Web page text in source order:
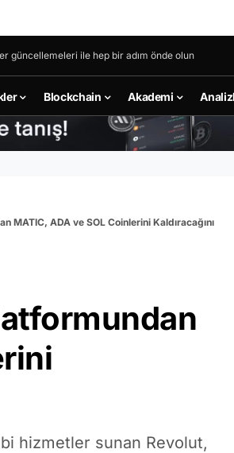
güncellemeleri ile hep bir adım önde olun
Blockchain Akademi
MATIC, ADA ve SOL Coinlerini Kaldıracağını
hizmetler sunan Revolut,